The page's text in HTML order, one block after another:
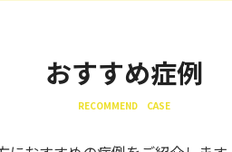
おすすめ症例
RECOMMEND CASE